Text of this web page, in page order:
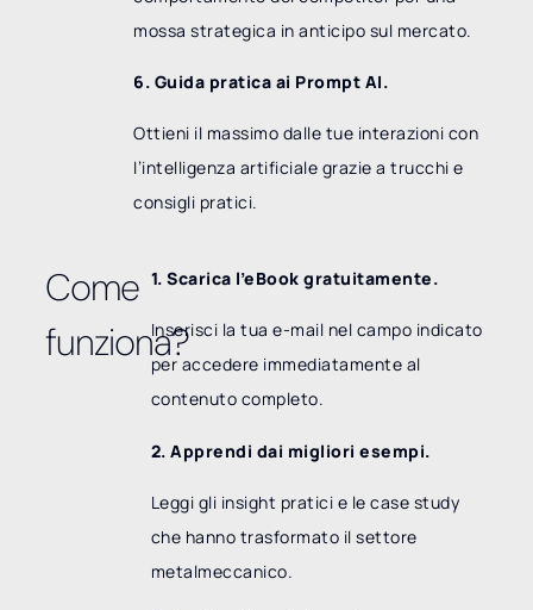
mossa strategica in anticipo sul mercato.
6. Guida pratica ai Prompt AI.
Ottieni il massimo dalle tue interazioni con
l’intelligenza artificiale grazie a trucchi e
consigli pratici.
Come
funziona?
1. Scarica l’eBook gratuitamente.
Inserisci la tua e-mail nel campo indicato
per accedere immediatamente al
contenuto completo.
2. Apprendi dai migliori esempi.
Leggi gli insight pratici e le case study
che hanno trasformato il settore
metalmeccanico.